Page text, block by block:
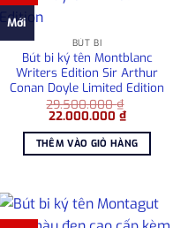
Mới
BÚT BI
Bút bi ký tên Montblanc
Writers Edition Sir Arthur
Conan Doyle Limited Edition
29.500.000₫
Giá
là:
29.500.000 ₫.
22.000.000 ₫Giá
hiện
tại
là:
THÊM VÀO GIỎ HÀNG